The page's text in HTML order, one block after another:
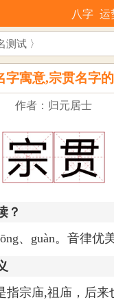
八字 运
测试 〉
字寓意,宗贯名字
作者：归元居士
？
、guàn。音律优
指宗庙,祖庙，后